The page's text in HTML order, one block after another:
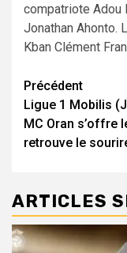
compatriote Adou
Jonathan Ahonto.
Kban Clément
d’article
Précédent
Ligue 1 Mobilis
MC Oran s’offre
retrouve le
ARTICLES